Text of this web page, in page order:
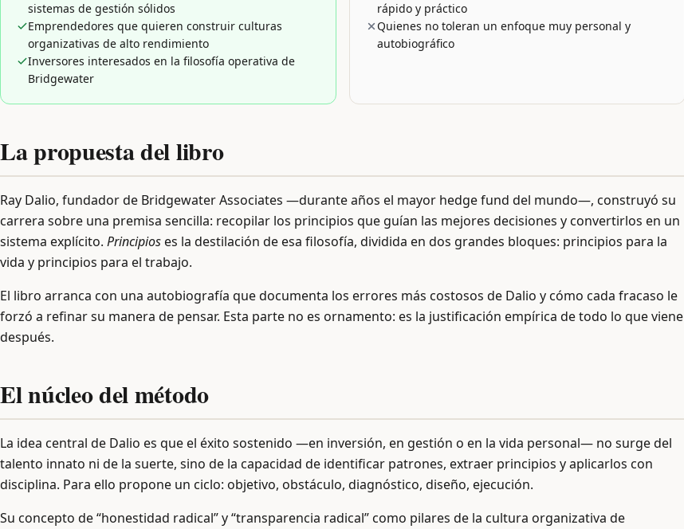
sistemas de gestión sólidos
Emprendedores que quieren construir culturas
organizativas de alto rendimiento
Inversores interesados en la filosofía operativa de
Bridgewater
rápido y práctico
Quienes no toleran un enfoque muy personal y
autobiográfico
La propuesta del libro
Ray Dalio, fundador de Bridgewater Associates —durante años el mayor hedge fund del mundo—, construyó su
carrera sobre una premisa sencilla: recopilar los principios que guían las mejores decisiones y convertirlos en un
sistema explícito. Principioses la destilación de esa filosofía, dividida en dos grandes bloques: principios para la
vida y principios para el trabajo.
El libro arranca con una autobiografía que documenta los errores más costosos de Dalio y cómo cada fracaso le
forzó a refinar su manera de pensar. Esta parte no es ornamento: es la justificación empírica de todo lo que viene
después.
El núcleo del método
La idea central de Dalio es que el éxito sostenido —en inversión, en gestión o en la vida personal— no surge del
talento innato ni de la suerte, sino de la capacidad de identificar patrones, extraer principios y aplicarlos con
disciplina. Para ello propone un ciclo: objetivo, obstáculo, diagnóstico, diseño, ejecución.
Su concepto de “honestidad radical” y “transparencia radical” como pilares de la cultura organizativa de